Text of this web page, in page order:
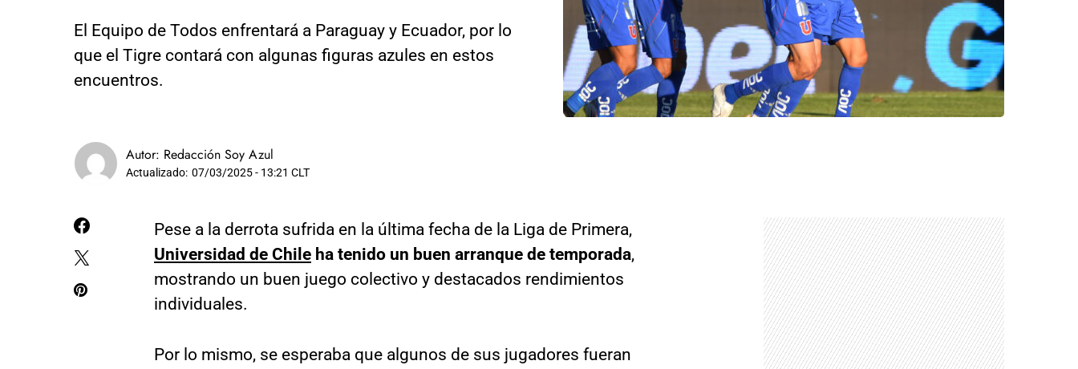
El Equipo de Todos enfrentará a Paraguay y Ecuador, por lo
que el Tigre contará con algunas figuras azules en estos
encuentros.
Autor: Redacción Soy Azul
Actualizado: 07/03/2025 - 13:21 CLT
Pese a la derrota sufrida en la última fecha de la Liga de Primera,
Universidad de Chile ha tenido un buen arranque de temporada,
mostrando un buen juego colectivo y destacados rendimientos
individuales.
Por lo mismo, se esperaba que algunos de sus jugadores fueran